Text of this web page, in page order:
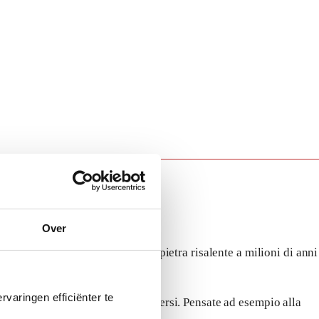
Over
efficiënter te
si trova e si estrae questa pietra risalente a milioni di anni
essere utilizzata in modi diversi. Pensate ad esempio alla